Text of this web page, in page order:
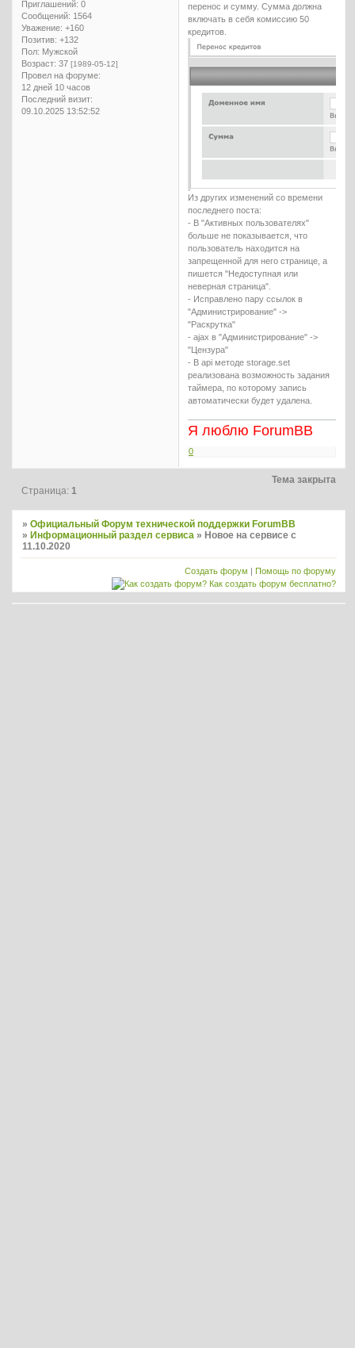
Приглашений: 0
Сообщений: 1564
Уважение: +160
Позитив: +132
Пол: Мужской
Возраст: 37 [1989-05-12]
Провел на форуме:
12 дней 10 часов
Последний визит:
09.10.2025 13:52:52
перенос и сумму. Сумма должна
включать в себя комиссию 50
кредитов.
Из других изменений со времени
последнего поста:
- В "Активных пользователях"
больше не показывается, что
пользователь находится на
запрещенной для него странице, а
пишется "Недоступная или
неверная страница".
- Исправлено пару ссылок в
"Администрирование" ->
"Раскрутка"
- ajax в "Администрирование" ->
"Цензура"
- В api методе storage.set
реализована возможность задания
таймера, по которому запись
автоматически будет удалена.
Я люблю ForumBB
0
Тема закрыта
Страница:1
»Официальный Форум технической поддержки ForumBB
»Информационный раздел сервиса »Новое на сервисе с
11.10.2020
Создать форум |Помощь по форуму